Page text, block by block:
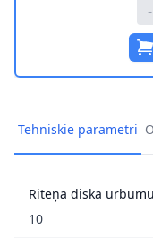
-
Tehniskie parametri
Riteņa diska
10